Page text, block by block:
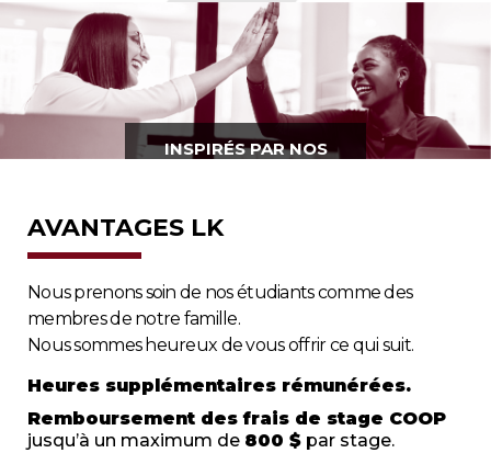
INSPIRÉS PAR NOS
AVANTAGES LK
Nous prenons soin de nos étudiants comme des
membres de notre famille.
Nous sommes heureux de vous offrir ce qui suit.
Heures supplémentaires rémunérées.
Remboursement des frais de stage COOP
jusqu’à un maximum de 800 $ par stage.